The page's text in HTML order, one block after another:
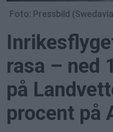
Foto: Pressbild
rasa – ned
på
procent på